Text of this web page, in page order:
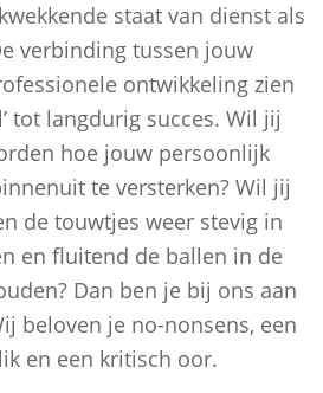
staat van dienst als
verbinding tussen jouw
ontwikkeling zien
tot langdurig succes. Wil jij
hoe jouw persoonlijk
te versterken? Wil jij
de touwtjes weer stevig in
en fluitend de ballen in de
Dan ben je bij ons aan
beloven je no-nonsens, een
en een kritisch oor.